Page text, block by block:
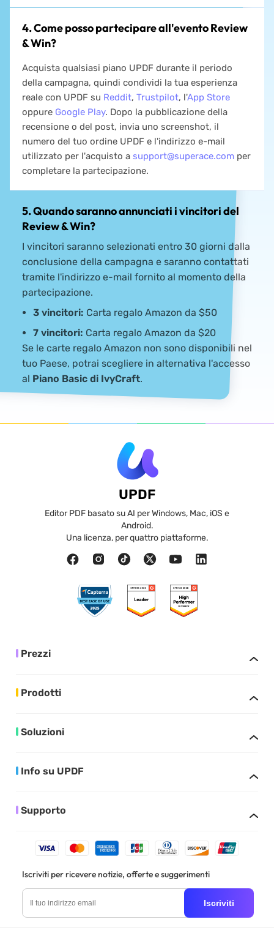
4. Come posso partecipare all'evento Review
& Win?
Acquista qualsiasi piano UPDF durante il periodo
della campagna, quindi condividi la tua esperienza
reale con UPDF su Reddit, Trustpilot, l'App Store
oppure Google Play. Dopo la pubblicazione della
recensione o del post, invia uno screenshot, il
numero del tuo ordine UPDF e l'indirizzo e-mail
utilizzato per l'acquisto a support@superace.com per
completare la partecipazione.
5. Quando saranno annunciati i vincitori del
Review & Win?
I vincitori saranno selezionati entro 30 giorni dalla
conclusione della campagna e saranno contattati
tramite l'indirizzo e-mail fornito al momento della
partecipazione.
3 vincitori: Carta regalo Amazon da $50
7 vincitori: Carta regalo Amazon da $20
Se le carte regalo Amazon non sono disponibili nel
tuo Paese, potrai scegliere in alternativa l'accesso
al Piano Basic di IvyCraft.
UPDF
Editor PDF basato su AI per Windows, Mac, iOS e
Android.
Una licenza, per quattro piattaforme.
Prezzi
Prodotti
Soluzioni
Info su UPDF
Supporto
Iscriviti per ricevere notizie, offerte e suggerimenti
Iscriviti